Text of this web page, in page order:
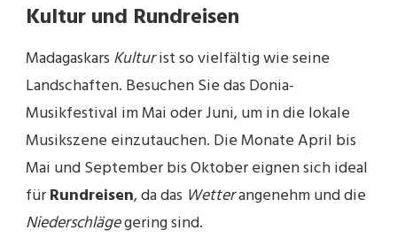
Kultur und Rundreisen
Madagaskars Kulturist so vielfältig wie seine
Landschaften. Besuchen Sie das Donia-
Musikfestival im Mai oder Juni, um in die lokale
Musikszene einzutauchen. Die Monate April bis
Mai und September bis Oktober eignen sich ideal
fürRundreisen, da das Wetterangenehm und die
Niederschlägegering sind.